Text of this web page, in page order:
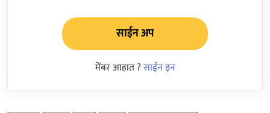
साईन अप
मेंबर आहात ?साईन इन